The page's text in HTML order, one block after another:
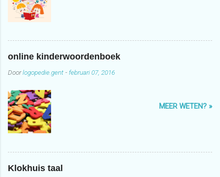
online kinderwoordenboek
Doorlogopedie.gent - februari 07, 2016
MEER WETEN? »
Klokhuis taal